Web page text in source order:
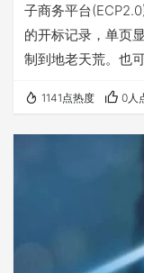
子商务平台
的开标记录，单页
制到地老天荒。也
忘，有兴趣的可关
网新一代电子商务
二、选择采购项目
看。 三、在新弹
键点检查。 四、
1141点热度 0人